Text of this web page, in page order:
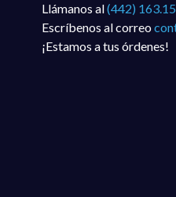
Llámanos al(442)
Escríbenos al correo
¡Estamos a tus órdenes!